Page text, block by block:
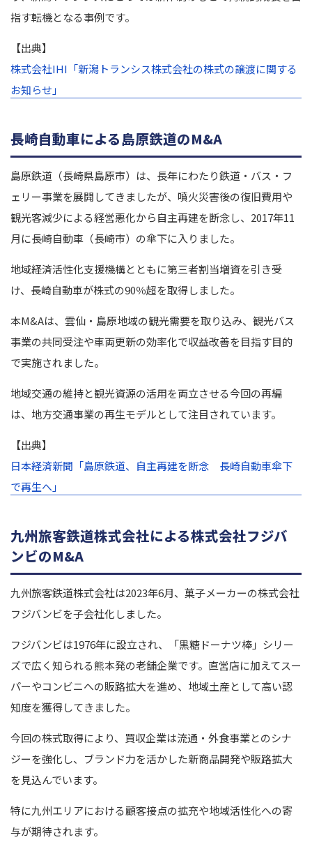
指す転機となる事例です。
【出典】
株式会社IHI「新潟トランシス株式会社の株式の譲渡に関する
お知らせ」
長崎自動車による島原鉄道のM&A
島原鉄道（長崎県島原市）は、長年にわたり鉄道・バス・フ
ェリー事業を展開してきましたが、噴火災害後の復旧費用や
観光客減少による経営悪化から自主再建を断念し、2017年11
月に長崎自動車（長崎市）の傘下に入りました。
地域経済活性化支援機構とともに第三者割当増資を引き受
け、長崎自動車が株式の90％超を取得しました。
本M&Aは、雲仙・島原地域の観光需要を取り込み、観光バス
事業の共同受注や車両更新の効率化で収益改善を目指す目的
で実施されました。
地域交通の維持と観光資源の活用を両立させる今回の再編
は、地方交通事業の再生モデルとして注目されています。
【出典】
日本経済新聞「島原鉄道、自主再建を断念 長崎自動車傘下
で再生へ」
九州旅客鉄道株式会社による株式会社フジバ
ンビのM&A
九州旅客鉄道株式会社は2023年6月、菓子メーカーの株式会社
フジバンビを子会社化しました。
フジバンビは1976年に設立され、「黒糖ドーナツ棒」シリー
ズで広く知られる熊本発の老舗企業です。直営店に加えてスー
パーやコンビニへの販路拡大を進め、地域土産として高い認
知度を獲得してきました。
今回の株式取得により、買収企業は流通・外食事業とのシナ
ジーを強化し、ブランド力を活かした新商品開発や販路拡大
を見込んでいます。
特に九州エリアにおける顧客接点の拡充や地域活性化への寄
与が期待されます。